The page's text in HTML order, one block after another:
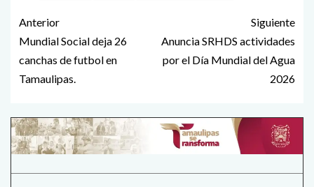
Anterior
Mundial Social deja 26
canchas de futbol en
Tamaulipas.
Siguiente
Anuncia SRHDS actividades
por el Día Mundial del Agua
2026